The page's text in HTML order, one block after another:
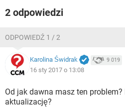
2 odpowiedzi
ODPOWIEDŹ 1 / 2
Karolina Świdrak 9 019
16 sty 2017 o 13:08
Od jak dawna masz ten problem?
aktualizację?